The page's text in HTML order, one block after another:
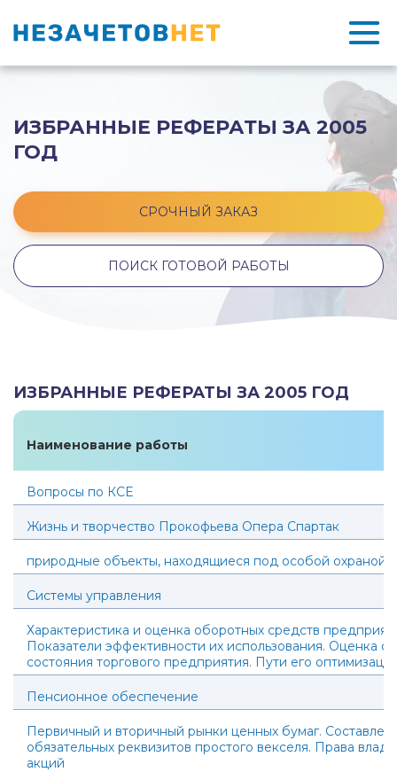
ИЗБРАННЫЕ РЕФЕРАТЫ ЗА 2005
ГОД
СРОЧНЫЙ ЗАКАЗ
ПОИСК ГОТОВОЙ РАБОТЫ
ИЗБРАННЫЕ РЕФЕРАТЫ ЗА 2005 ГОД
Наименование работы
Вопросы по КСЕ
Жизнь и творчество Прокофьева Опера Спартак
природные объекты, находящиеся под особой охраной.
Системы управления
Характеристика и оценка оборотных средств
Показатели эффективности их использования. Оценка
состояния торгового предприятия. Пути его
Пенсионное обеспечение
Первичный и вторичный рынки ценных бумаг.
обязательных реквизитов простого векселя. Права
акций